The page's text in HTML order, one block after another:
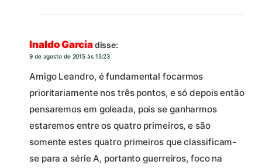
Inaldo Garciadisse:
9 de agosto de 2015 às 15:23
Amigo Leandro, é fundamental focarmos
prioritariamente nos três pontos, e só depois então
pensaremos em goleada, pois se ganharmos
estaremos entre os quatro primeiros, e são
somente estes quatro primeiros que classificam-
se para a série A, portanto guerreiros, foco na